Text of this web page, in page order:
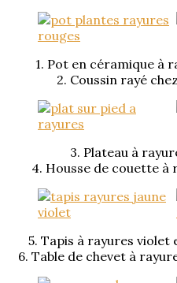
1. Pot en céramique à
2. Coussin rayé chez
3. Plateau à
4. Housse de couette à
5. Tapis à rayures violet
6. Table de chevet à